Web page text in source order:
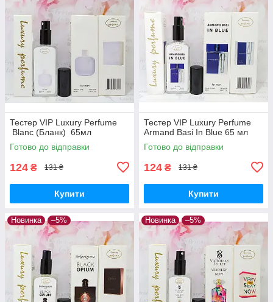
Тестер VIP Luxury Perfume
Blanc (Бланк) 65мл
Готово до відправки
124 ₴ 131 ₴
Купити
Тестер VIP Luxury Perfume
Armand Basi In Blue 65 мл
Готово до відправки
124 ₴ 131 ₴
Купити
Новинка –5% Новинка –5%